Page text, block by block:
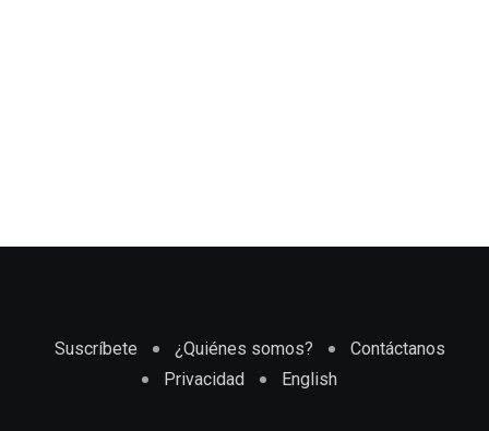
Suscríbete ¿Quiénes somos?
Contáctanos
Privacidad
English